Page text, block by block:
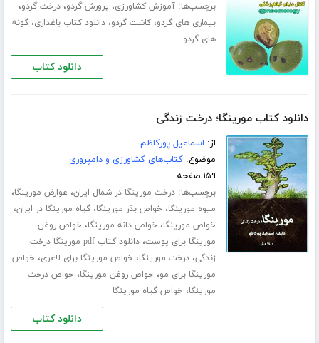
برچسب‌ها:آموزش کشاورزی، پرورش گردو،درخت گردو،
بیماری های گردو،کاشت گردو،دانلود کتاب باغداری،گونه
های گردو
دانلود کتاب
دانلود کتاب مورینگا؛ درخت زندگی
از: اسماعیل پورکاظم
موضوع:کتاب‌های کشاورزی و دامپروری
۱۵۹ صفحه
برچسب‌ها:درخت مورینگا در شمال ایران، عوارض مورینگا،
میوه مورینگا، خواص بذر مورینگا،گیاه مورینگا در ایران،
خواص مورینگا، خواص دانه مورینگا، خواص روغن
مورینگا برای پوست،
دانلود کتاب pdf مورینگا درخت
زندگی،درخت مورینگا، خواص مورینگا برای لاغری، خواص
مورینگا برای مو، خواص روغن مورینگا، خواص درخت
مورینگا، خواص گیاه مورینگا
دانلود کتاب